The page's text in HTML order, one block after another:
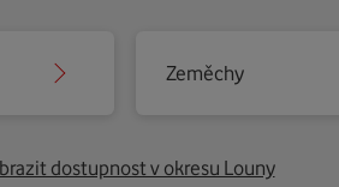
Zeměchy
dostupnost v okresu Louny